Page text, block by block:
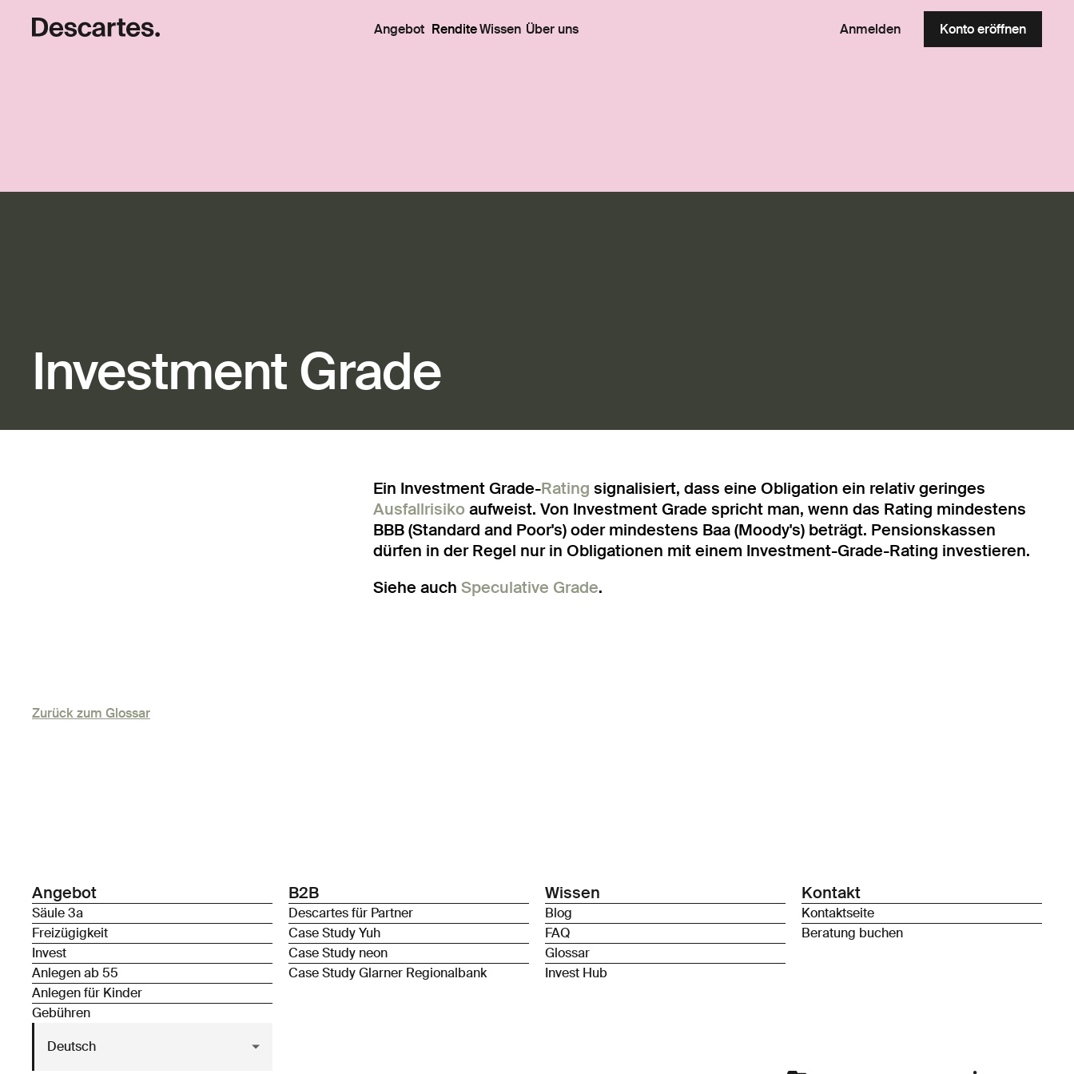
Angebot RenditeWissen Über uns Anmelden Konto eröffnen
Investment Grade
Ein Investment Grade-Rating signalisiert, dass eine Obligation ein relativ geringes
Ausfallrisikoaufweist. Von Investment Grade spricht man, wenn das Rating mindestens
BBB (Standard and Poor's) oder mindestens Baa (Moody's) beträgt. Pensionskassen
dürfen in der Regel nur in Obligationen mit einem Investment-Grade-Rating investieren.
Siehe auchSpeculative Grade.
Zurück zum Glossar
Angebot
Säule 3a
Freizügigkeit
Invest
Anlegen ab 55
Anlegen für Kinder
Gebühren
B2B
Descartes für Partner
Case Study Yuh
Case Study neon
Case Study Glarner Regionalbank
Wissen
Blog
FAQ
Glossar
Invest Hub
Kontakt
Kontaktseite
Beratung buchen
Deutsch